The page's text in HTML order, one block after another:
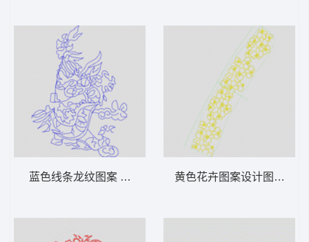
蓝色线条龙纹图案 抽象曲线 黄色花卉图案设计图 花条